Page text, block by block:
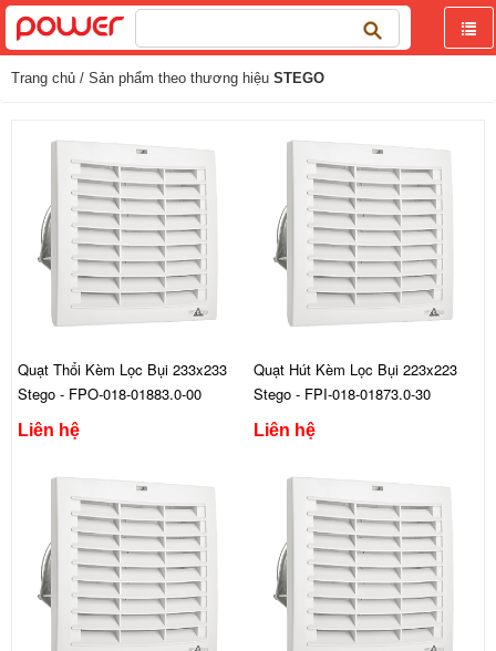
Tìm
kiếm
Trang chủ / Sản phẩm theo thương hiệu STEGO
Quạt Thổi Kèm Lọc Bụi 233x233
Stego - FPO-018-01883.0-00
Liên hệ
Quạt Hút Kèm Lọc Bụi 223x223
Stego - FPI-018-01873.0-30
Liên hệ